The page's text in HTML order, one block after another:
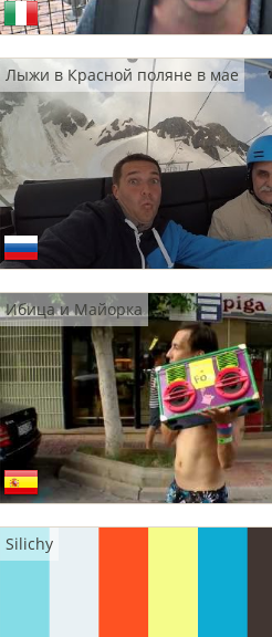
Лыжи в Красной поляне в мае
Ибица и Майорка
Silichy